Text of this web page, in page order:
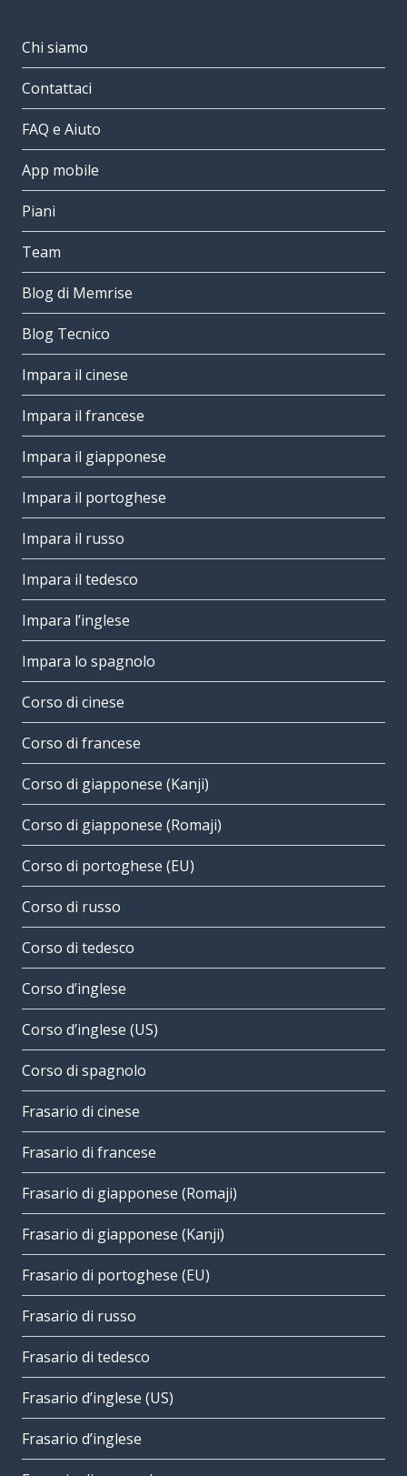
Chi siamo
Contattaci
FAQ e Aiuto
App mobile
Piani
Team
Blog di Memrise
Blog Tecnico
Impara il cinese
Impara il francese
Impara il giapponese
Impara il portoghese
Impara il russo
Impara il tedesco
Impara l’inglese
Impara lo spagnolo
Corso di cinese
Corso di francese
Corso di giapponese (Kanji)
Corso di giapponese (Romaji)
Corso di portoghese (EU)
Corso di russo
Corso di tedesco
Corso d’inglese
Corso d’inglese (US)
Corso di spagnolo
Frasario di cinese
Frasario di francese
Frasario di giapponese (Romaji)
Frasario di giapponese (Kanji)
Frasario di portoghese (EU)
Frasario di russo
Frasario di tedesco
Frasario d’inglese (US)
Frasario d’inglese